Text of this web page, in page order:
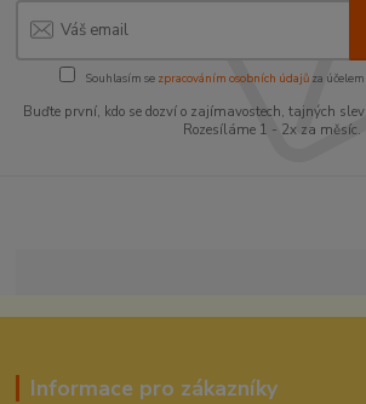
Souhlasím se zpracováním osobních údajůza
Buďte první, kdo se dozví o zajímavostech, tajných
Rozesíláme 1 - 2x za měsíc.
Informace pro zákazníky